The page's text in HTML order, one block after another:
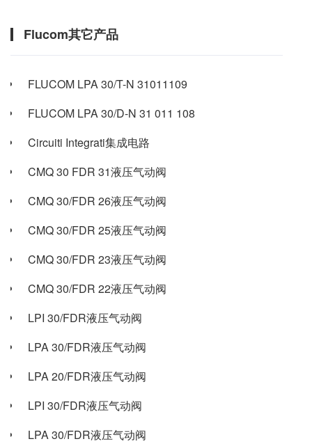
Flucom其它产品
FLUCOM LPA 30/T-N 31011109
FLUCOM LPA 30/D-N 31 011 108
Circuiti Integrati集成电路
CMQ 30 FDR 31液压气动阀
CMQ 30/FDR 26液压气动阀
CMQ 30/FDR 25液压气动阀
CMQ 30/FDR 23液压气动阀
CMQ 30/FDR 22液压气动阀
LPI 30/FDR液压气动阀
LPA 30/FDR液压气动阀
LPA 20/FDR液压气动阀
LPI 30/FDR液压气动阀
LPA 30/FDR液压气动阀